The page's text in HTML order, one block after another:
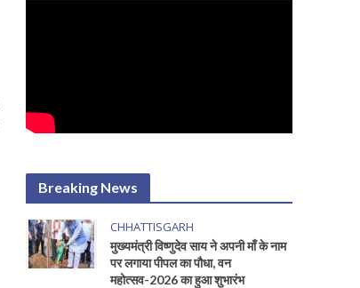
Breaking News
CHHATTISGARH
मुख्यमंत्री विष्णुदेव साय ने अपनी माँ के नाम
पर लगाया पीपल का पौधा, वन
महोत्सव-2026 का हुआ शुभारंभ